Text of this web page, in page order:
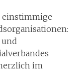
einstimmige
und
im